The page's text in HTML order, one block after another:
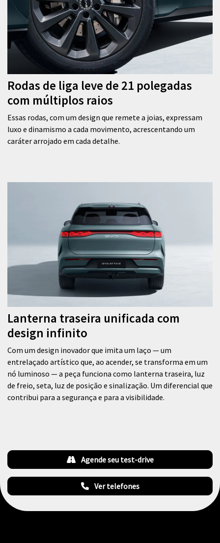
Rodas de liga leve de 21 polegadas
com múltiplos raios
Essas rodas, com um design que remete a joias, expressam
luxo e dinamismo a cada movimento, acrescentando um
caráter arrojado em cada detalhe.
Lanterna traseira unificada com
design infinito
Com um design inovador que imita um laço — um
entrelaçado artístico que, ao acender, se transforma em um
nó luminoso — a peça funciona como lanterna traseira, luz
de freio, seta, luz de posição e sinalização. Um diferencial que
contribui para a segurança e para a visibilidade.
Ver telefones
Agende seu test-drive